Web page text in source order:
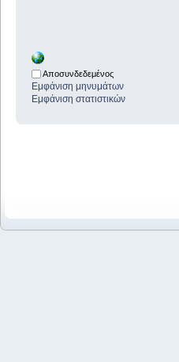
Αποσυνδεδεμένος
Εμφάνιση μηνυμάτων
Εμφάνιση στατιστικών